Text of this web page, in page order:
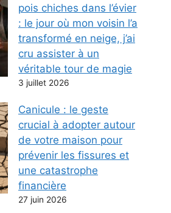
pois chiches dans l’évier
: le jour où mon voisin l’a
transformé en neige, j’ai
cru assister à un
véritable tour de magie
3 juillet 2026
Canicule : le geste
crucial à adopter autour
de votre maison pour
prévenir les fissures et
une catastrophe
financière
27 juin 2026